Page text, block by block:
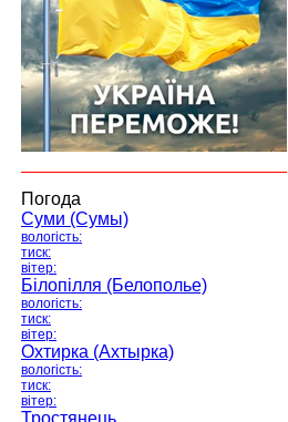
Погода
Суми (Сумы)
вологість:
тиск:
вітер:
Білопілля (Белополье)
вологість:
тиск:
вітер:
Охтирка (Ахтырка)
вологість:
тиск:
вітер:
Тростянець